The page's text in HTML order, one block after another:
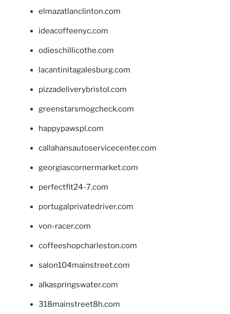
elmazatlanclinton.com
ideacoffeenyc.com
odieschillicothe.com
lacantinitagalesburg.com
pizzadeliverybristol.com
greenstarsmogcheck.com
happypawspl.com
callahansautoservicecenter.com
georgiascornermarket.com
perfectfit24-7.com
portugalprivatedriver.com
von-racer.com
coffeeshopcharleston.com
salon104mainstreet.com
alkaspringswater.com
318mainstreet8h.com